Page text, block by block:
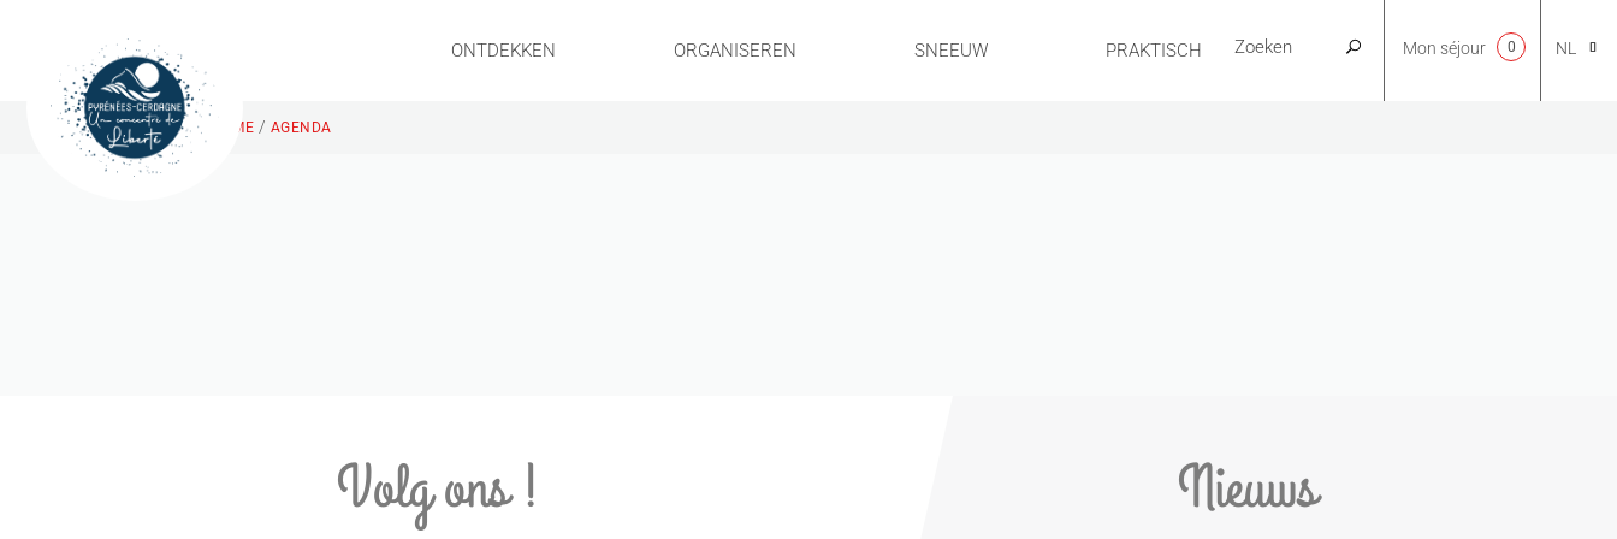
ONTDEKKEN ORGANISEREN SNEEUW PRAKTISCH NL
Mon séjour 0
HOME / AGENDA
Volg ons ! Nieuws